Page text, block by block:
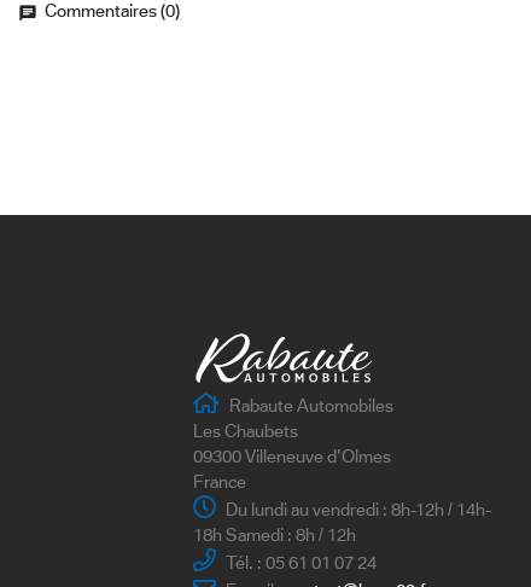
Commentaires (0)
Rabaute Automobiles
Les Chaubets
09300 Villeneuve d'Olmes
France
Du lundi au vendredi : 8h-12h / 14h-
18h Samedi : 8h / 12h
Tél. : 05 61 01 07 24